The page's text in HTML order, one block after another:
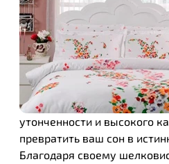
утонченности и высокого
превратить ваш сон в
Благодаря своему